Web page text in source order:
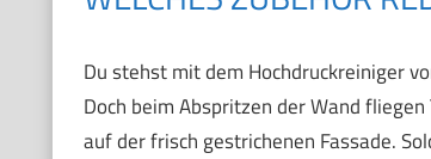
Du stehst mit dem Hochdruckreiniger
Doch beim Abspritzen der Wand
auf der frisch gestrichenen Fassade.